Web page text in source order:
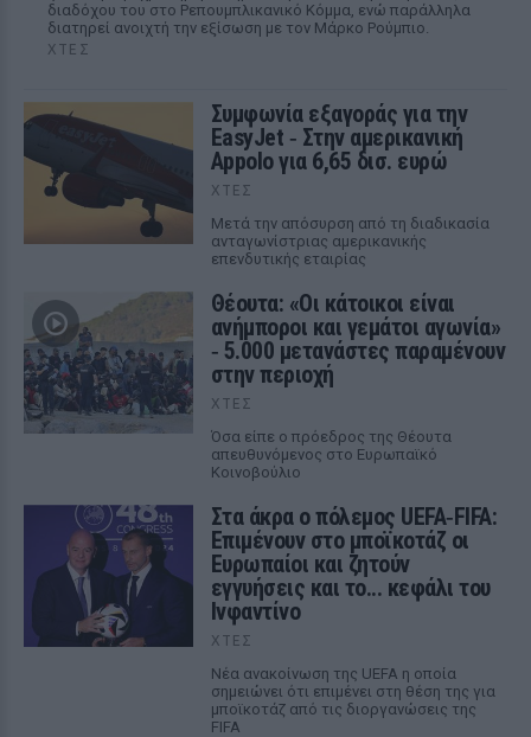
διαδόχου του στο Ρεπουμπλικανικό Κόμμα, ενώ παράλληλα
διατηρεί ανοιχτή την εξίσωση με τον Μάρκο Ρούμπιο.
ΧΤΕΣ
Συμφωνία εξαγοράς για την
EasyJet ‑ Στην αμερικανική
Appolo για 6,65 δισ. ευρώ
ΧΤΕΣ
Μετά την απόσυρση από τη διαδικασία
ανταγωνίστριας αμερικανικής
επενδυτικής εταιρίας
Θέουτα: «Οι κάτοικοι είναι
ανήμποροι και γεμάτοι αγωνία»
‑ 5.000 μετανάστες παραμένουν
στην περιοχή
ΧΤΕΣ
Όσα είπε ο πρόεδρος της Θέουτα
απευθυνόμενος στο Ευρωπαϊκό
Κοινοβούλιο
Στα άκρα ο πόλεμος UEFA‑FIFA:
Επιμένουν στο μποϊκοτάζ οι
Ευρωπαίοι και ζητούν
εγγυήσεις και το... κεφάλι του
Ινφαντίνο
ΧΤΕΣ
Νέα ανακοίνωση της UEFA η οποία
σημειώνει ότι επιμένει στη θέση της για
μποϊκοτάζ από τις διοργανώσεις της
FIFA